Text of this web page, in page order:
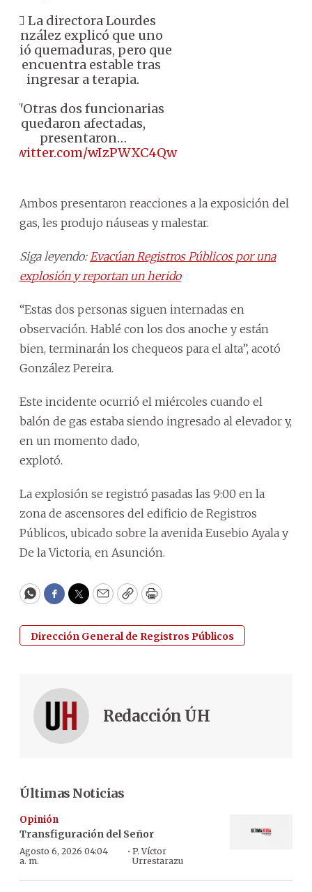
👉🏼 La directora Lourdes
González explicó que uno
quemaduras, pero que
se encuentra estable tras
ingresar a terapia.
🗣️ "Otras dos funcionarias
quedaron afectadas,
presentaron…
wIzPWXC4Qw
Ambos presentaron reacciones a la exposición del
gas, les produjo náuseas y malestar.
Siga leyendo: Evacúan Registros Públicos por una
explosión y reportan un herido
“Estas dos personas siguen internadas en
observación. Hablé con los dos anoche y están
bien, terminarán los chequeos para el alta”, acotó
González Pereira.
Este incidente ocurrió el miércoles cuando el
balón de gas estaba siendo ingresado al elevador y,
en un momento dado,
explotó.
La explosión se registró pasadas las 9:00 en la
zona de ascensores del edificio de Registros
Públicos, ubicado sobre la avenida Eusebio Ayala y
De la Victoria, en Asunción.
WhatsApp
Facebook
Twitter
EmailCopyPrint
Dirección General de Registros Públicos
Redacción ÚH
Últimas Noticias
Opinión
Transfiguración del Señor
Agosto 6, 2026 04:04
a. m.
· P. Víctor
Urrestarazu